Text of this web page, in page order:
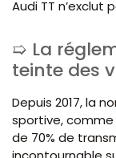
Audi TT n’exclut
La
teinte des
Depuis 2017, la
sportive, comme
de 70% de